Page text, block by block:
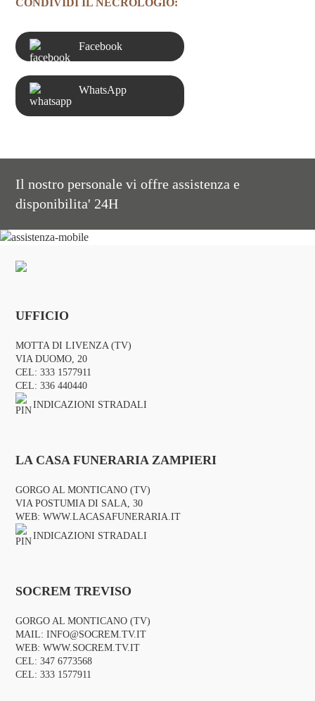
Facebook
WhatsApp
Il nostro personale vi offre assistenza e
disponibilita' 24H
UFFICIO
MOTTA DI LIVENZA (TV)
VIA DUOMO, 20
CEL:333 1577911
CEL:336 440440
INDICAZIONI STRADALI
LA CASA FUNERARIA ZAMPIERI
GORGO AL MONTICANO (TV)
VIA POSTUMIA DI SALA, 30
WEB:WWW.LACASAFUNERARIA.IT
INDICAZIONI STRADALI
SOCREM TREVISO
GORGO AL MONTICANO (TV)
MAIL:INFO@SOCREM.TV.IT
WEB:WWW.SOCREM.TV.IT
CEL:347 6773568
CEL:333 1577911